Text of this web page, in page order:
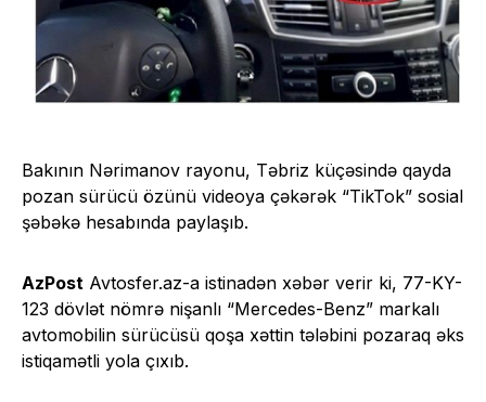
Bakının Nərimanov rayonu, Təbriz küçəsində qayda
pozan sürücü özünü videoya çəkərək “TikTok” sosial
şəbəkə hesabında paylaşıb.
AzPost Avtosfer.az-a istinadən xəbər verir ki, 77-KY-
123 dövlət nömrə nişanlı “Mercedes-Benz” markalı
avtomobilin sürücüsü qoşa xəttin tələbini pozaraq əks
istiqamətli yola çıxıb.